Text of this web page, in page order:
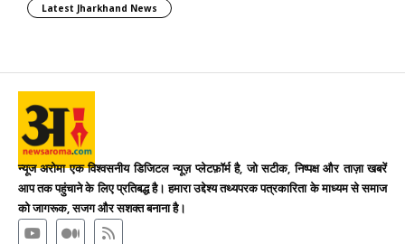
Latest Jharkhand News
न्यूज अरोमा एक विश्वसनीय डिजिटल न्यूज़ प्लेटफ़ॉर्म है, जो सटीक, निष्पक्ष और ताज़ा खबरें
आप तक पहुंचाने के लिए प्रतिबद्ध है। हमारा उद्देश्य तथ्यपरक पत्रकारिता के माध्यम से समाज
को जागरूक, सजग और सशक्त बनाना है।